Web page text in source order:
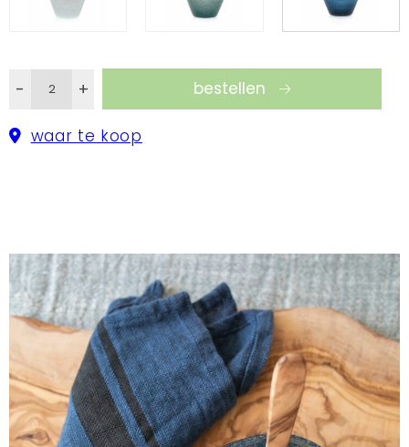
- + bestellen
waar te koop